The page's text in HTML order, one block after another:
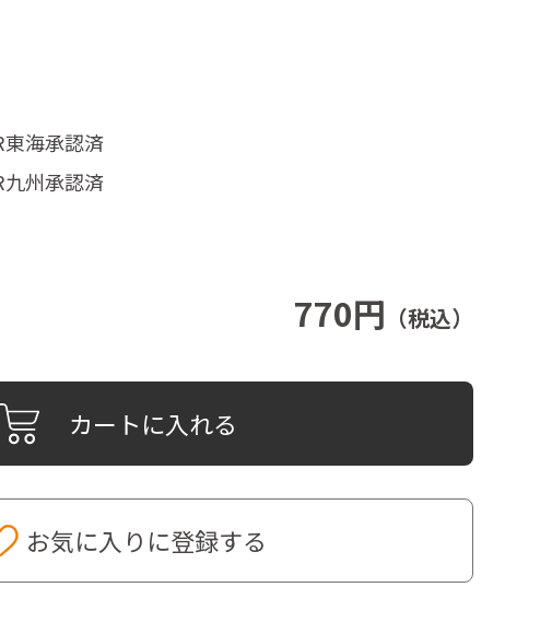
770円 （税込）
カートに入れる
お気に入りに登録する
海承認済
州承認済